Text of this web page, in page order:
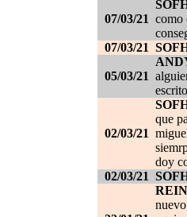
07/03/21 como
07/03/21
05/03/21
02/03/21
que
doy
02/03/21